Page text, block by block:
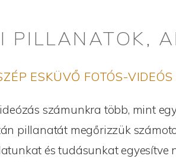
PILLANATOK,
ESKÜVŐ FOTÓS-
számunkra több, mint
pillanatát megőrizzük
és tudásunkat egyesítve